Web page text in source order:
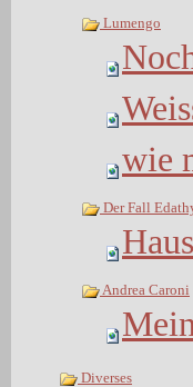
Lumengo
wie
Der Fall
Andrea Caroni
Diverses